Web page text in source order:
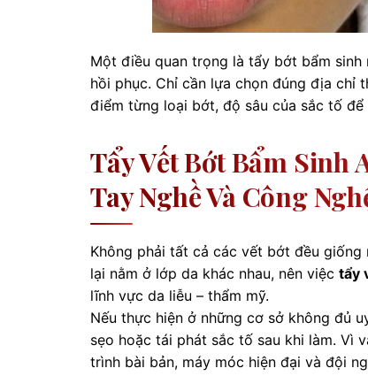
Một điều quan trọng là tẩy bớt bẩm
hồi phục. Chỉ cần lựa chọn đúng địa chỉ
điểm từng loại bớt, độ sâu của sắc tố
Tẩy Vết Bớt Bẩm Sinh
Tay Nghề Và Công
Không phải tất cả các vết bớt đều
lại nằm ở lớp da khác nhau, nên việc tẩy
lĩnh vực da liễu – thẩm mỹ.
Nếu thực hiện ở những cơ sở không đủ
sẹo hoặc tái phát sắc tố sau khi làm. Vì
trình bài bản, máy móc hiện đại và đội